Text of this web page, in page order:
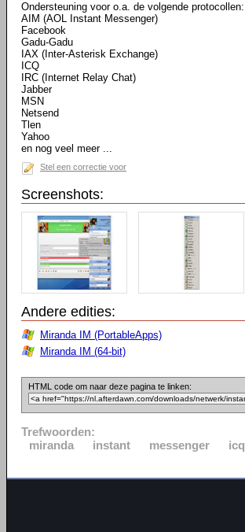
Ondersteuning voor o.a. de volgende protocollen:
AIM (AOL Instant Messenger)
Facebook
Gadu-Gadu
IAX (Inter-Asterisk Exchange)
ICQ
IRC (Internet Relay Chat)
Jabber
MSN
Netsend
Tlen
Yahoo
en nog veel meer ...
Stel een correctie voor
Screenshots:
Andere edities:
Miranda IM (PortableApps)
Miranda IM (64-bit)
HTML code om naar deze pagina te linken:
Trefwoorden:
miranda
instant messenger icq